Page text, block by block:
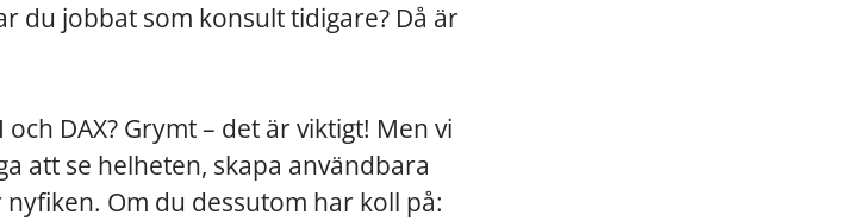
du jobbat som konsult tidigare? Då är
DAX? Grymt – det är viktigt! Men vi
att se helheten, skapa användbara
Om du dessutom har koll på: